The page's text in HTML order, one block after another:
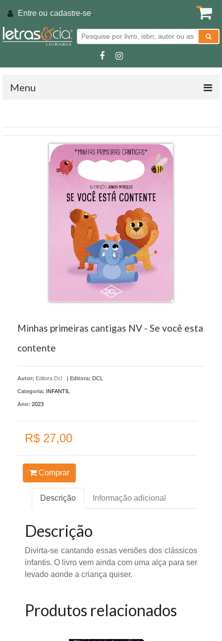
Entre ou cadastre-se.
Menu
Minhas primeiras cantigas NV - Se você esta
contente
Autor: Editora Dcl | Editora: DCL
Categoria: INFANTIL
Ano: 2023
R$ 27,00
Comprar
Descrição Informação adicional
Descrição
Divirta-se cantando essas versões dos clássicos
infantis. O livro vem ainda com uma alça para ser
levado aonde a criança quiser.
Produtos relacionados